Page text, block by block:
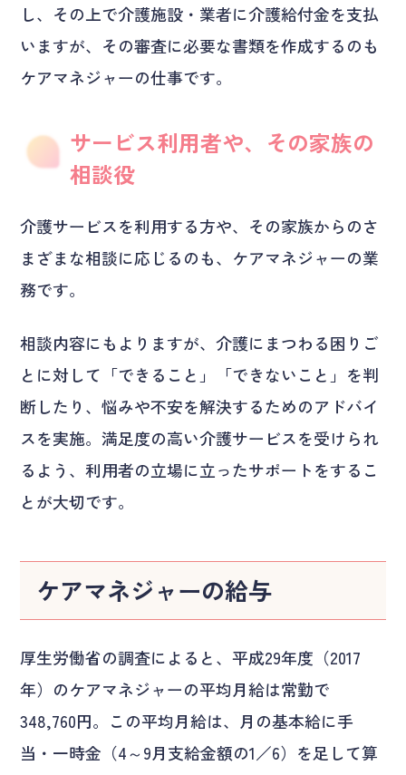
し、その上で介護施設・業者に介護給付金を支払
いますが、その審査に必要な書類を作成するのも
ケアマネジャーの仕事です。
サービス利用者や、その家族の
相談役
介護サービスを利用する方や、その家族からのさ
まざまな相談に応じるのも、ケアマネジャーの業
務です。
相談内容にもよりますが、介護にまつわる困りご
とに対して「できること」「できないこと」を判
断したり、悩みや不安を解決するためのアドバイ
スを実施。満足度の高い介護サービスを受けられ
るよう、利用者の立場に立ったサポートをするこ
とが大切です。
ケアマネジャーの給与
厚生労働省の調査によると、平成29年度（2017
年）のケアマネジャーの平均月給は常勤で
348,760円。この平均月給は、月の基本給に手
当・一時金（4～9月支給金額の1／6）を足して算